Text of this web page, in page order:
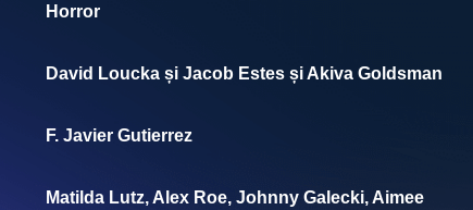
Horror
David Loucka și Jacob Estes și Akiva Goldsman
F. Javier Gutierrez
Matilda Lutz, Alex Roe, Johnny Galecki, Aimee